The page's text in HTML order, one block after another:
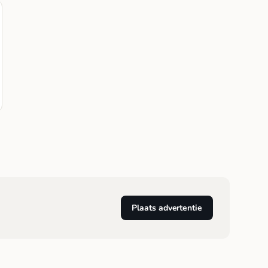
Plaats advertentie